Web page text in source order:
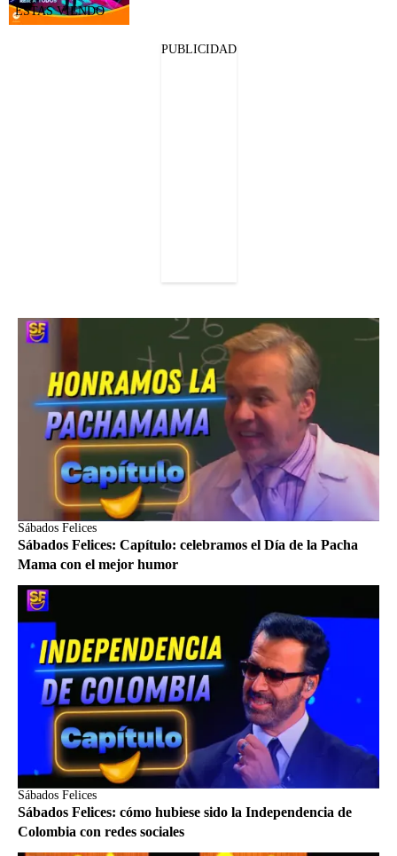
PUBLICIDAD
Sábados Felices
Sábados Felices: Capítulo: celebramos el Día de la Pacha
Mama con el mejor humor
Sábados Felices
Sábados Felices: cómo hubiese sido la Independencia de
Colombia con redes sociales